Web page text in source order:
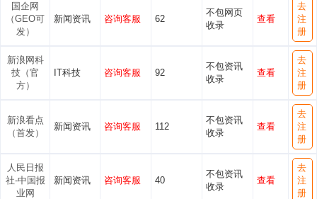
国企网
（GEO可
发）
新闻资讯 咨询客服 62
不包网页
收录
查看
去
注
册
新浪网科
技（官
方）
IT科技 咨询客服 92
不包资讯
收录
查看
去
注
册
新浪看点
（首发）
新闻资讯 咨询客服 112
不包资讯
收录
查看
去
注
册
人民日报
社-中国报
业网
新闻资讯 咨询客服 40
不包资讯
收录
查看
去
注
册